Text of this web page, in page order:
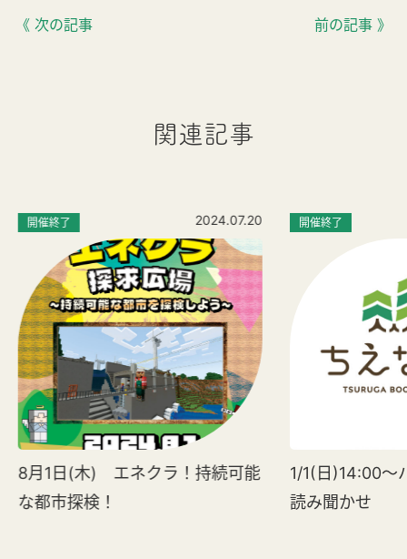
《 次の記事 前の記事 》
関連記事
開催終了 2024.07.20
8月1日(木) エネクラ！持続可能
な都市探検！
開催終了
1/1(日)14:00～
読み聞かせ